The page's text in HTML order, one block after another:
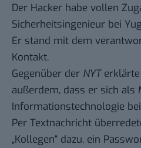
Der Hacker habe vollen
Sicherheitsingenieur bei
Er stand mit dem
Kontakt.
Gegenüber der NYTerklärte
außerdem, dass er sich als
Informationstechnologie
Per Textnachricht
„Kollegen“ dazu, ein